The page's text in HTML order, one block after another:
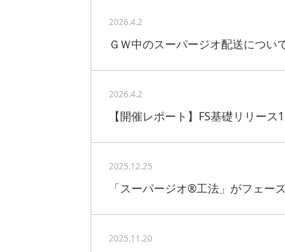
2026.4.2
ＧＷ中のスーパージオ配送につい
2026.4.2
【開催レポート】FS基礎リリー
2025.12.25
「スーパージオ®工法」がフェー
2025.11.20